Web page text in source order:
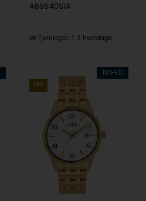
A69540S1A
Fjernlager 1-3 hverdage
NYHED
19%